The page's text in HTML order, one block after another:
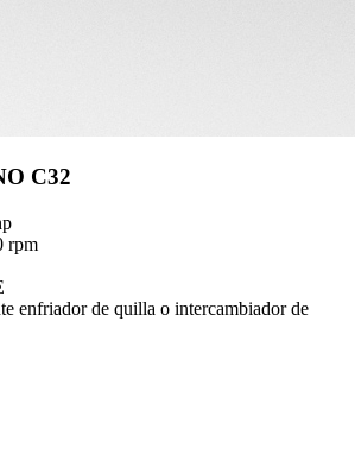
C32
rpm
enfriador de quilla o intercambiador de